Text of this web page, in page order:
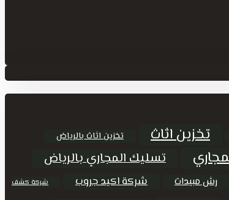
تخزين اثاث تخزين اثاث بالرياض
تسليك المجاري بالرياض
رش مبيدات شركة اكيد جروب شركة كشف